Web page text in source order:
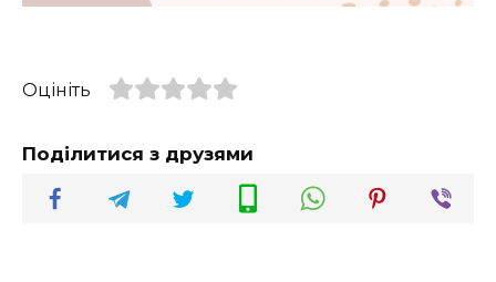
Оцініть
Поділитися з друзями